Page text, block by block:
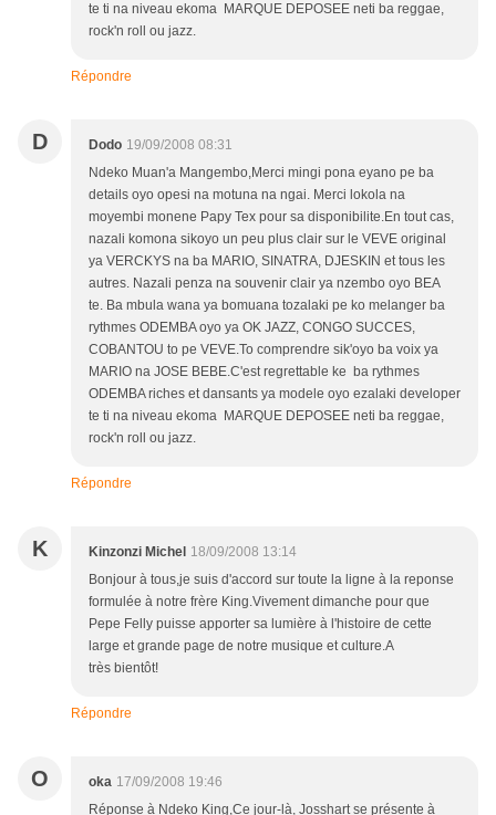
te ti na niveau ekoma MARQUE DEPOSEE neti ba reggae,
rock'n roll ou jazz.
Répondre
D Dodo 19/09/2008 08:31
Ndeko Muan'a Mangembo,Merci mingi pona eyano pe ba
details oyo opesi na motuna na ngai. Merci lokola na
moyembi monene Papy Tex pour sa disponibilite.En tout cas,
nazali komona sikoyo un peu plus clair sur le VEVE original
ya VERCKYS na ba MARIO, SINATRA, DJESKIN et tous les
autres. Nazali penza na souvenir clair ya nzembo oyo BEA
te. Ba mbula wana ya bomuana tozalaki pe ko melanger ba
rythmes ODEMBA oyo ya OK JAZZ, CONGO SUCCES,
COBANTOU to pe VEVE.To comprendre sik'oyo ba voix ya
MARIO na JOSE BEBE.C'est regrettable ke ba rythmes
ODEMBA riches et dansants ya modele oyo ezalaki developer
te ti na niveau ekoma MARQUE DEPOSEE neti ba reggae,
rock'n roll ou jazz.
Répondre
K Kinzonzi Michel 18/09/2008 13:14
Bonjour à tous,je suis d'accord sur toute la ligne à la reponse
formulée à notre frère King.Vivement dimanche pour que
Pepe Felly puisse apporter sa lumière à l'histoire de cette
large et grande page de notre musique et culture.A
très bientôt!
Répondre
O oka 17/09/2008 19:46
Réponse à Ndeko King,Ce jour-là, Josshart se présente à